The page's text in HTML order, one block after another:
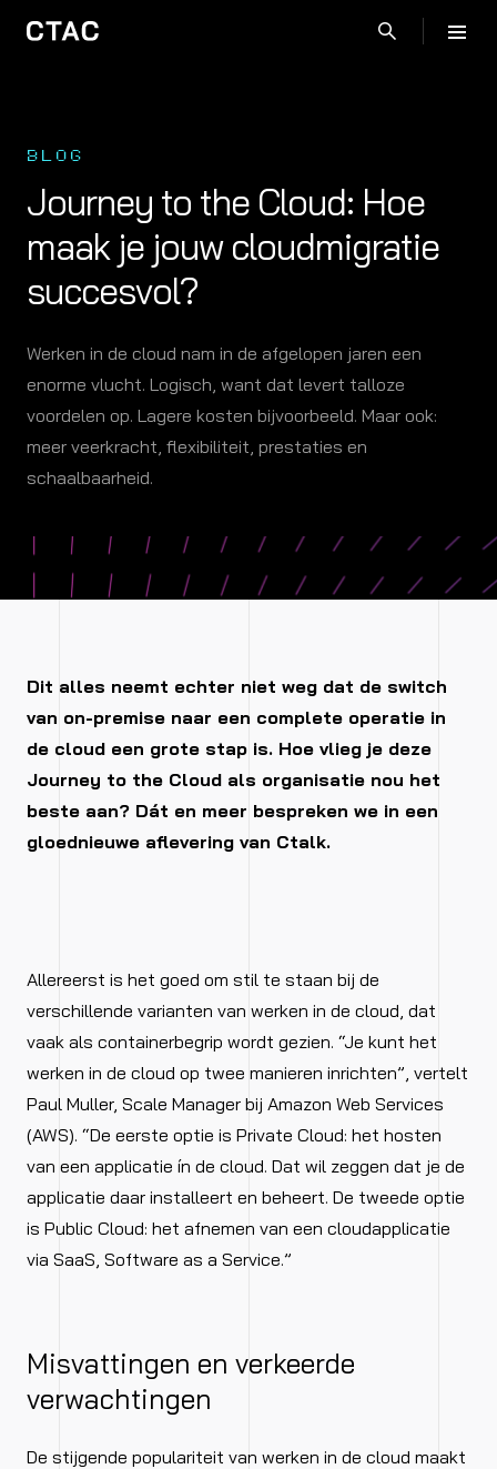
BLOG
Journey to the Cloud: Hoe
maak je jouw cloudmigratie
succesvol?
Werken in de cloud nam in de afgelopen jaren een
enorme vlucht. Logisch, want dat levert talloze
voordelen op. Lagere kosten bijvoorbeeld. Maar ook:
meer veerkracht, flexibiliteit, prestaties en
schaalbaarheid.
Dit alles neemt echter niet weg dat de switch
van on-premise naar een complete operatie in
de cloud een grote stap is. Hoe vlieg je deze
Journey to the Cloud als organisatie nou het
beste aan? Dát en meer bespreken we in een
gloednieuwe aflevering van Ctalk.
Allereerst is het goed om stil te staan bij de
verschillende varianten van werken in de cloud, dat
vaak als containerbegrip wordt gezien. “Je kunt het
werken in de cloud op twee manieren inrichten”, vertelt
Paul Muller, Scale Manager bij Amazon Web Services
(AWS). “De eerste optie is Private Cloud: het hosten
van een applicatie ín de cloud. Dat wil zeggen dat je de
applicatie daar installeert en beheert. De tweede optie
is Public Cloud: het afnemen van een cloudapplicatie
via SaaS, Software as a Service.”
Misvattingen en verkeerde
verwachtingen
De stijgende populariteit van werken in de cloud maakt